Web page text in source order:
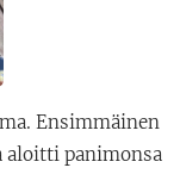
Ensimmäinen
aloitti panimonsa